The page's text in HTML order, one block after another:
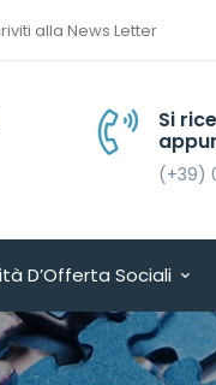
alla News Letter
Si riceve su
appuntamento
(+39) 0372 803430
D’Offerta Sociali